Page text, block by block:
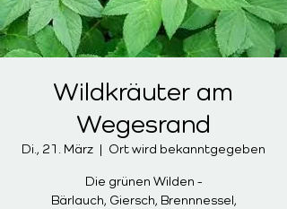
Wildkräuter am
Wegesrand
Di., 21. März
  |
Ort wird bekanntgegeben
Die grünen Wilden -
Bärlauch, Giersch, Brennnessel,